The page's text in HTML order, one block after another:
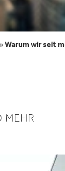
» Warum wir seit
MEHR